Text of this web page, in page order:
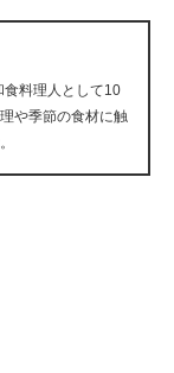
食料理人として10
や季節の食材に触